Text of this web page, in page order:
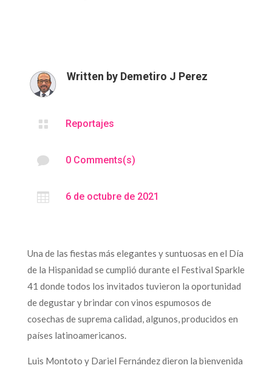
Written by Demetiro J Perez
 Reportajes
 0 Comments(s)
 6 de octubre de 2021
Una de las fiestas más elegantes y suntuosas en el Día
de la Hispanidad se cumplió durante el Festival Sparkle
41 donde todos los invitados tuvieron la oportunidad
de degustar y brindar con vinos espumosos de
cosechas de suprema calidad, algunos, producidos en
países latinoamericanos.
Luis Montoto y Dariel Fernández dieron la bienvenida